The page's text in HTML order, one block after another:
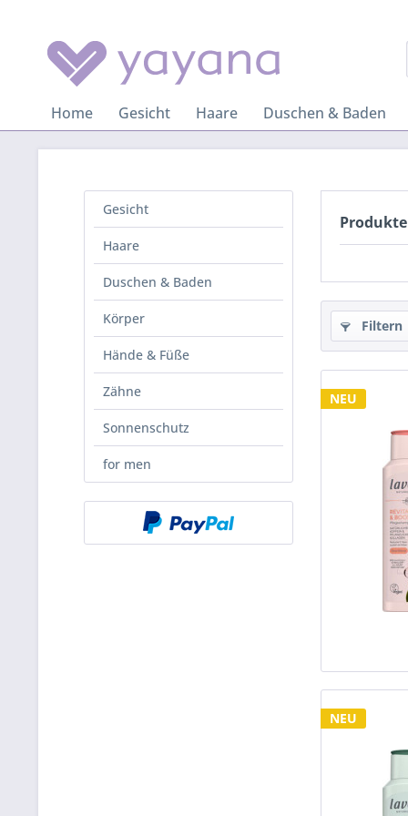
Home Gesicht Haare Duschen & Baden
Gesicht
Haare
Duschen & Baden
Körper
Hände & Füße
Zähne
Sonnenschutz
for men
Filtern
NEU
NEU